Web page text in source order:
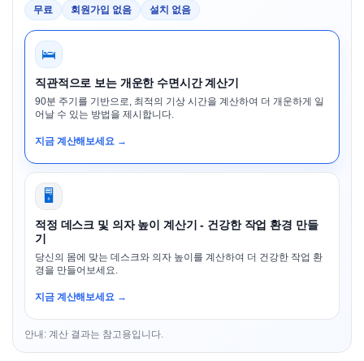
무료 회원가입 없음 설치 없음
🛌
직관적으로 보는 개운한 수면시간 계산기
90분 주기를 기반으로, 최적의 기상 시간을 계산하여 더 개운하게 일
어날 수 있는 방법을 제시합니다.
지금 계산해보세요 →
🖥️
적정 데스크 및 의자 높이 계산기 - 건강한 작업 환경 만들
기
당신의 몸에 맞는 데스크와 의자 높이를 계산하여 더 건강한 작업 환
경을 만들어보세요.
지금 계산해보세요 →
안내: 계산 결과는 참고용입니다.